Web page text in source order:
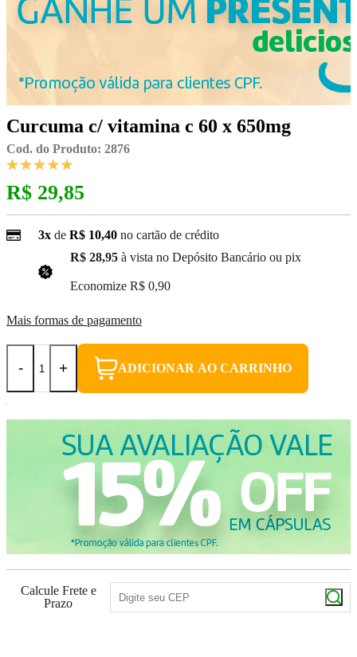
Curcuma c/ vitamina c 60 x 650mg
Cod. do Produto: 2876
R$ 29,85
3x de R$ 10,40 no cartão de crédito
R$ 28,95 à vista no Depósito Bancário ou pix
Economize R$ 0,90
Mais formas de pagamento
- + ADICIONAR AO CARRINHO
Calcule Frete e
Prazo